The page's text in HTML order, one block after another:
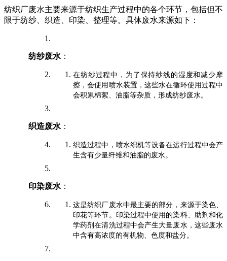
纺织厂废水主要来源于纺织生产过程中的各个环节，包括但不
限于纺纱、织造、印染、整理等。具体废水来源如下：
纺纱废水 ：
在纺纱过程中，为了保持纱线的湿度和减少摩
擦，会使用喷水装置，这些水在循环使用过程中
会积累棉絮、油脂等杂质，形成纺纱废水。
织造废水 ：
织造过程中，喷水织机等设备在运行过程中会产
生含有少量纤维和油脂的废水。
印染废水 ：
这是纺织厂废水中最主要的部分，来源于染色、
印花等环节。印染过程中使用的染料、助剂和化
学药剂在清洗过程中会产生大量废水，这些废水
中含有高浓度的有机物、色度和盐分。